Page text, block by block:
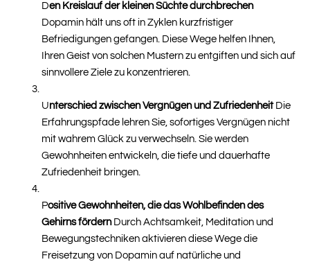
Den Kreislauf der kleinen Süchte durchbrechen
Dopamin hält uns oft in Zyklen kurzfristiger
Befriedigungen gefangen. Diese Wege helfen Ihnen,
Ihren Geist von solchen Mustern zu entgiften und sich auf
sinnvollere Ziele zu konzentrieren.
Unterschied zwischen Vergnügen und ZufriedenheitDie
Erfahrungspfade lehren Sie, sofortiges Vergnügen nicht
mit wahrem Glück zu verwechseln. Sie werden
Gewohnheiten entwickeln, die tiefe und dauerhafte
Zufriedenheit bringen.
Positive Gewohnheiten, die das Wohlbefinden des
Gehirns fördernDurch Achtsamkeit, Meditation und
Bewegungstechniken aktivieren diese Wege die
Freisetzung von Dopamin auf natürliche und